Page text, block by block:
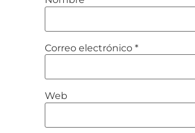
Correo electrónico *
Web